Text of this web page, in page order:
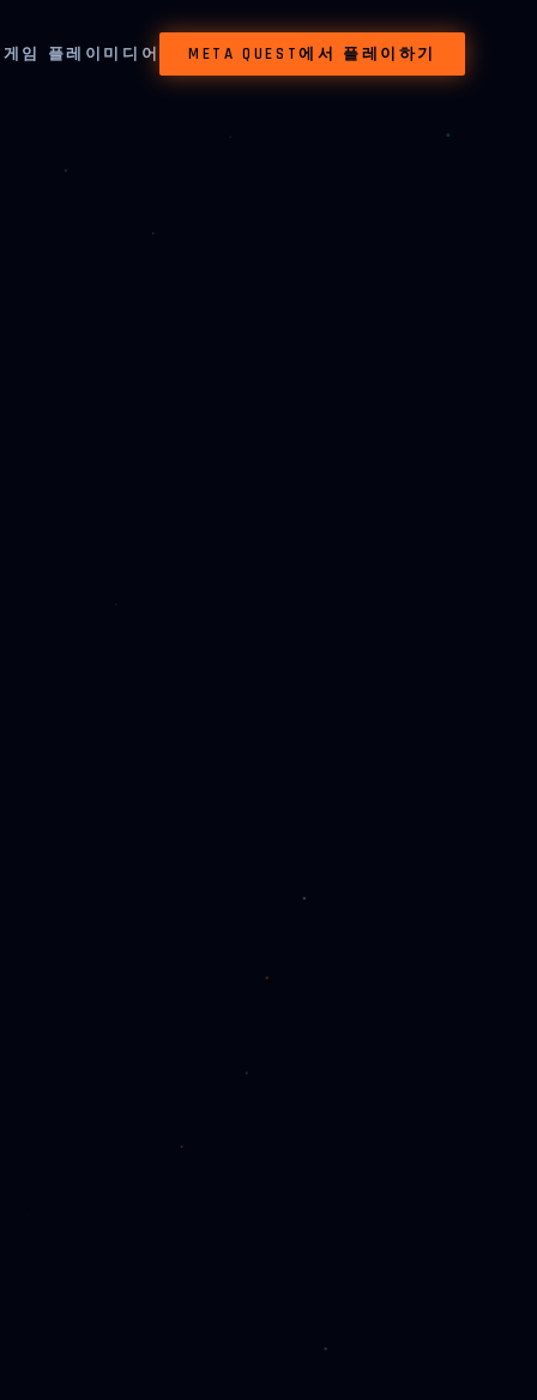
게임 플레이 미디어 META QUEST에서 플레이하기